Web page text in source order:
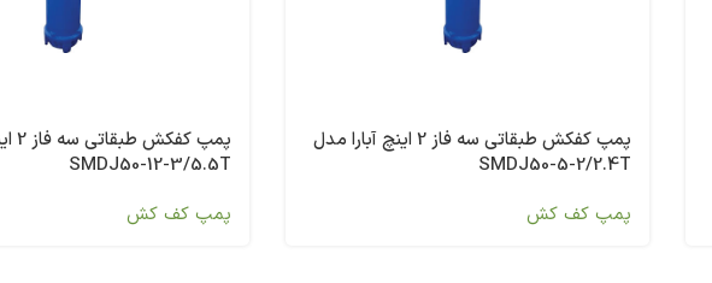
پمپ کفکش طبقاتی سه فاز 2 اینچ آبارا مدل
SMDJ50-5-2/2.4T
پمپ کف کش
پمپ
SMDJ50-12-3/5.5T
پمپ کف کش